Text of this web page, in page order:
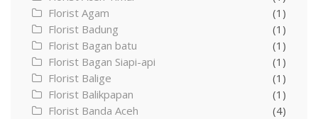
Florist Agam
(1)
Florist Badung
(1)
Florist Bagan batu
(1)
Florist Bagan Siapi-api
(1)
Florist Balige
(1)
Florist Balikpapan
(1)
Florist Banda Aceh
(4)